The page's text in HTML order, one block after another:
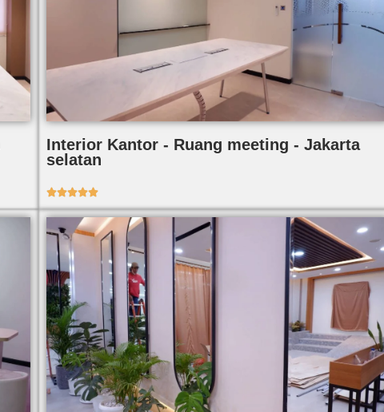
Interior Kantor - Ruang meeting - Jakarta
selatan
